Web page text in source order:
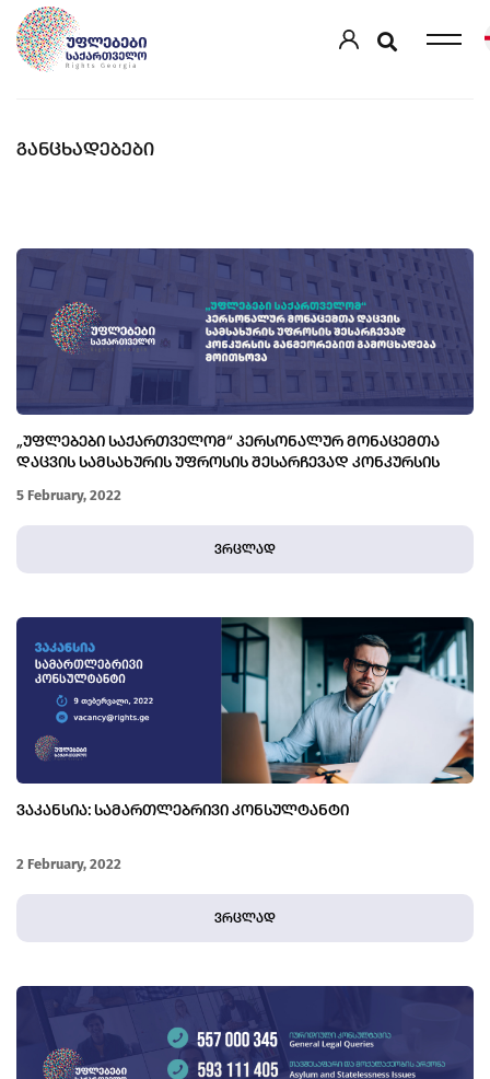
ᲒᲐᲜᲪᲮᲐᲓᲔᲑᲔᲑᲘ
„ᲣᲤᲚᲔᲑᲔᲑᲘ ᲡᲐᲥᲐᲠᲗᲕᲔᲚᲝᲛ“ ᲞᲔᲠᲡᲝᲜᲐᲚᲣᲠ ᲛᲝᲜᲐᲪᲔᲛᲗᲐ
ᲓᲐᲪᲕᲘᲡ ᲡᲐᲛᲡᲐᲮᲣᲠᲘᲡ ᲣᲤᲠᲝᲡᲘᲡ ᲨᲔᲡᲐᲠᲩᲔᲕᲐᲓ ᲙᲝᲜᲙᲣᲠᲡᲘᲡ
5 February, 2022
ვრცლად
ᲕᲐᲙᲐᲜᲡᲘᲐ: ᲡᲐᲛᲐᲠᲗᲚᲔᲑᲠᲘᲕᲘ ᲙᲝᲜᲡᲣᲚᲢᲐᲜᲢᲘ
2 February, 2022
ვრცლად